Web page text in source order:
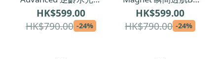
復安瓶精華 1ml x 30
HK$599.00
HK$790.00 -24%
舒敏安瓶精華 1ml x
30
HK$599.00
HK$790.00 -24%